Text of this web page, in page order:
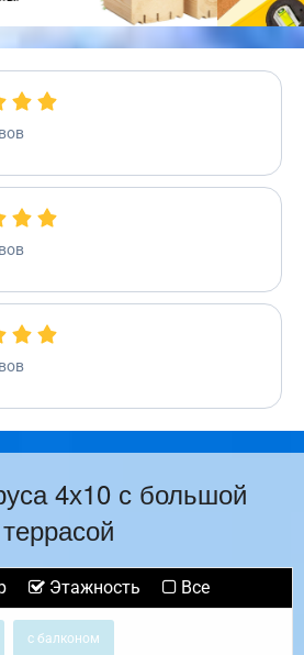
4х10 с большой
террасой
Этажность Все
с балконом